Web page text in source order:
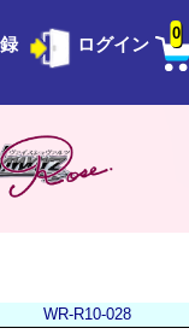
ログイン
0
WR-R10-028